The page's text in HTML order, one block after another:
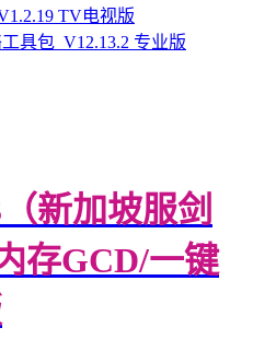
TV电视版
具包_V12.13.2 专业版
新加坡服剑
存GCD/一键